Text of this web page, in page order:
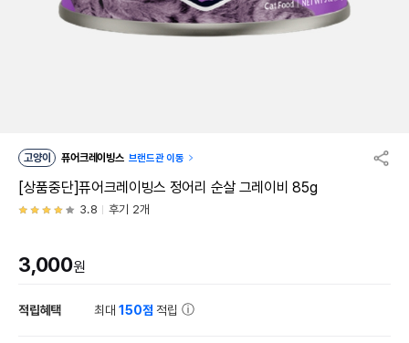
고양이 퓨어크레이빙스 브랜드관 이동
[상품중단]퓨어크레이빙스 정어리 순살 그레이비 85g
3.8 후기 2개
3,000원
적립혜택 최대150점 적립